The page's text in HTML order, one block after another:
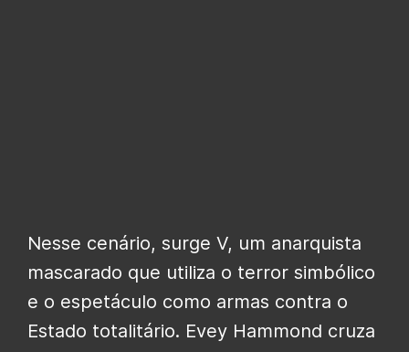
Nesse cenário, surge V, um anarquista
mascarado que utiliza o terror simbólico
e o espetáculo como armas contra o
Estado totalitário. Evey Hammond cruza